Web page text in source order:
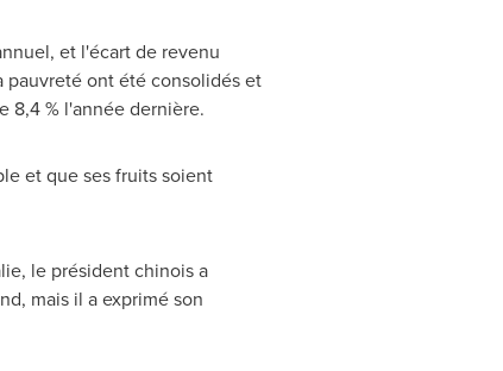
et l'écart de revenu
pauvreté ont été consolidés et
8,4 % l'année dernière.
et que ses fruits soient
le président chinois a
mais il a exprimé son